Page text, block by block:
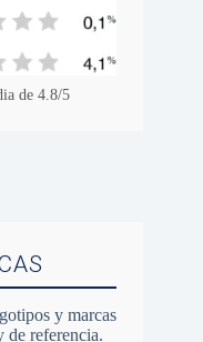
de 4.8/5
y marcas
de referencia.